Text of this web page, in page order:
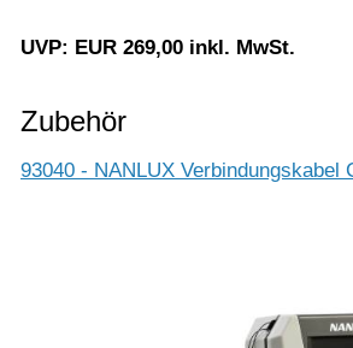
UVP: EUR 269,00 inkl. MwSt.
Zubehör
93040 - NANLUX Verbindungskabel